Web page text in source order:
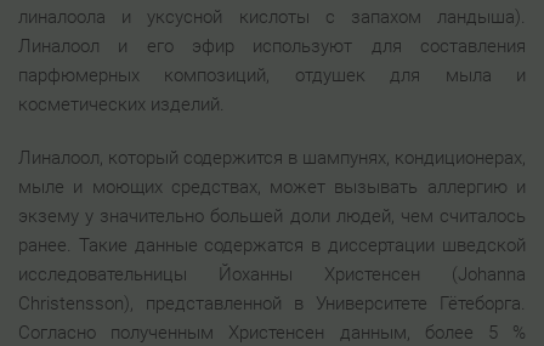
линалоола и уксусной кислоты с запахом ландыша).
Линалоол и его эфир используют для составления
парфюмерных композиций, отдушек для мыла и
косметических изделий.
Линалоол, который содержится в шампунях, кондиционерах,
мыле и моющих средствах, может вызывать аллергию и
экзему у значительно большей доли людей, чем считалось
ранее. Такие данные содержатся в диссертации шведской
исследовательницы Йоханны Христенсен (Johanna
Christensson), представленной в Университете Гётеборга.
Согласно полученным Христенсен данным, более 5 %